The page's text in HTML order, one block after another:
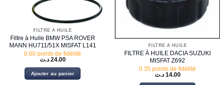
FILTRE À HUILE
Filtre à Huile BMW PSA ROVER
MANN HU711/51X MISFAT L141
0.60 points de fidélité
24.00 د.ت
Ajouter au panier
FILTRE À HUILE
FILTRE À HUILE DACIA SUZUKI
MISFAT Z692
0.35 points de fidélité
14.00 د.ت